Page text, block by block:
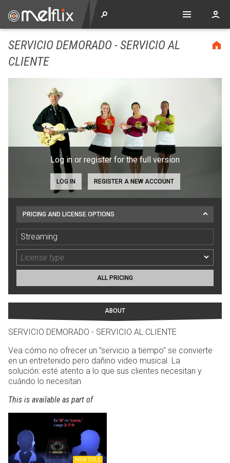
SERVICIO DEMORADO - SERVICIO AL
CLIENTE
Log in or register for the full version
LOG IN REGISTER A NEW ACCOUNT
PRICING AND LICENSE OPTIONS
Streaming
ALL PRICING
ABOUT
SERVICIO DEMORADO - SERVICIO AL CLIENTE
Vea cómo no ofrecer un "servicio a tiempo" se convierte
en un entretenido pero dañino video musical. La
solución: esté atento a lo que sus clientes necesitan y
cuándo lo necesitan.
This is available as part of
NEW TITLE